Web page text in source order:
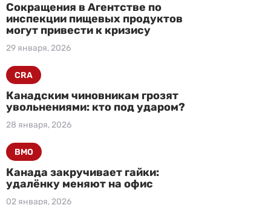
Сокращения в Агентстве по
инспекции пищевых продуктов
могут привести к кризису
29 января, 2026
Канадским чиновникам грозят
увольнениями: кто под ударом?
28 января, 2026
CRA
Канада закручивает гайки:
удалёнку меняют на офис
02 января, 2026
BMO